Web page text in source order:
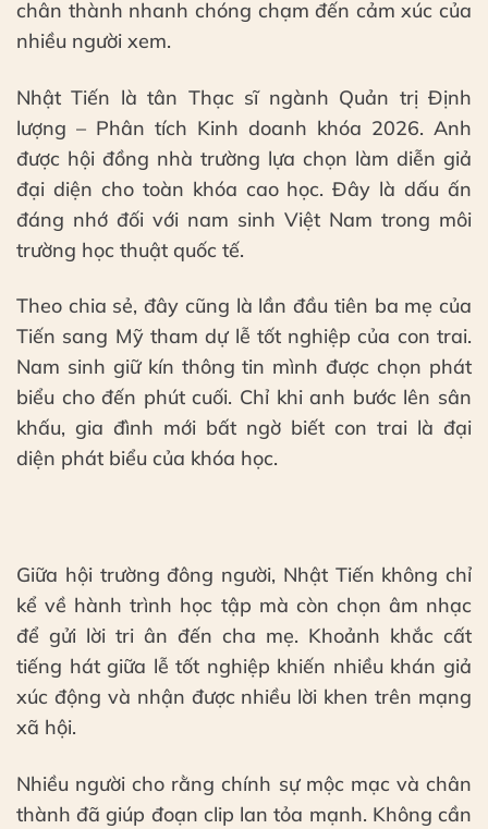
chân thành nhanh chóng chạm đến cảm xúc của
nhiều người xem.
Nhật Tiến là tân Thạc sĩ ngành Quản trị Định
lượng – Phân tích Kinh doanh khóa 2026. Anh
được hội đồng nhà trường lựa chọn làm diễn giả
đại diện cho toàn khóa cao học. Đây là dấu ấn
đáng nhớ đối với nam sinh Việt Nam trong môi
trường học thuật quốc tế.
Theo chia sẻ, đây cũng là lần đầu tiên ba mẹ của
Tiến sang Mỹ tham dự lễ tốt nghiệp của con trai.
Nam sinh giữ kín thông tin mình được chọn phát
biểu cho đến phút cuối. Chỉ khi anh bước lên sân
khấu, gia đình mới bất ngờ biết con trai là đại
diện phát biểu của khóa học.
Giữa hội trường đông người, Nhật Tiến không chỉ
kể về hành trình học tập mà còn chọn âm nhạc
để gửi lời tri ân đến cha mẹ. Khoảnh khắc cất
tiếng hát giữa lễ tốt nghiệp khiến nhiều khán giả
xúc động và nhận được nhiều lời khen trên mạng
xã hội.
Nhiều người cho rằng chính sự mộc mạc và chân
thành đã giúp đoạn clip lan tỏa mạnh. Không cần